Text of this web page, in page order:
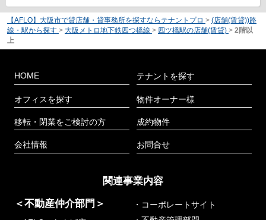
【AFLO】大阪市で貸店舗・貸事務所を探すならテナントプロ > (店舗(賃貸))路
線・駅から探す > 大阪メトロ地下鉄四つ橋線 > 四ツ橋駅の店舗(賃貸) > 2階以
上
HOME
オフィスを探す
移転・閉業をご検討の方
会社情報
テナントを探す
物件オーナー様
成約物件
お問合せ
関連事業内容
＜不動産仲介部門＞
・コーポレートサイト